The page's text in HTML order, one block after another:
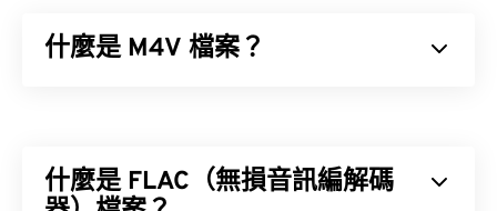
什麼是 M4V 檔案？
存。
什麼是 FLAC（無損音訊編解碼